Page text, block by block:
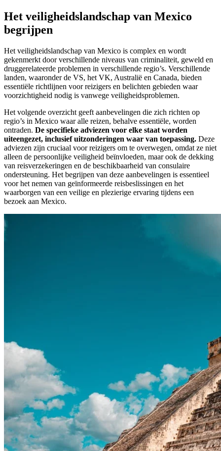
Het veiligheidslandschap van Mexico
begrijpen
Het veiligheidslandschap van Mexico is complex en wordt
gekenmerkt door verschillende niveaus van criminaliteit, geweld en
druggerelateerde problemen in verschillende regio’s. Verschillende
landen, waaronder de VS, het VK, Australië en Canada, bieden
essentiële richtlijnen voor reizigers en belichten gebieden waar
voorzichtigheid nodig is vanwege veiligheidsproblemen.
Het volgende overzicht geeft aanbevelingen die zich richten op
regio’s in Mexico waar alle reizen, behalve essentiële, worden
ontraden. De specifieke adviezen voor elke staat worden
uiteengezet, inclusief uitzonderingen waar van toepassing. Deze
adviezen zijn cruciaal voor reizigers om te overwegen, omdat ze niet
alleen de persoonlijke veiligheid beïnvloeden, maar ook de dekking
van reisverzekeringen en de beschikbaarheid van consulaire
ondersteuning. Het begrijpen van deze aanbevelingen is essentieel
voor het nemen van geïnformeerde reisbeslissingen en het
waarborgen van een veilige en plezierige ervaring tijdens een
bezoek aan Mexico.